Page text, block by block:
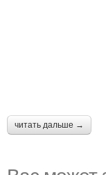
читать дальше →